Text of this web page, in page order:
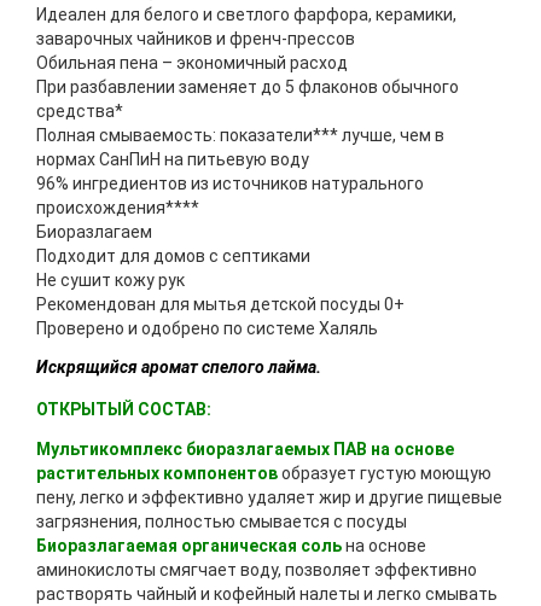
Идеален для белого и светлого фарфора, керамики,
заварочных чайников и френч-прессов
Обильная пена – экономичный расход
При разбавлении заменяет до 5 флаконов обычного
средства*
Полная смываемость: показатели*** лучше, чем в
нормах СанПиН на питьевую воду
96% ингредиентов из источников натурального
происхождения****
Биоразлагаем
Подходит для домов с септиками
Не сушит кожу рук
Рекомендован для мытья детской посуды 0+
Проверено и одобрено по системе Халяль
Искрящийся аромат спелого лайма.
ОТКРЫТЫЙ СОСТАВ:
Мультикомплекс биоразлагаемых ПАВ на основе
растительных компонентовобразует густую моющую
пену, легко и эффективно удаляет жир и другие пищевые
загрязнения, полностью смывается с посуды
Биоразлагаемая органическая сольна основе
аминокислоты смягчает воду, позволяет эффективно
растворять чайный и кофейный налеты и легко смывать